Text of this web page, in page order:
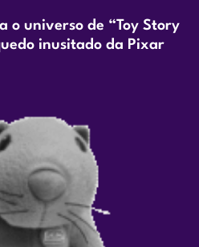
o universo de “Toy Story
inusitado da Pixar